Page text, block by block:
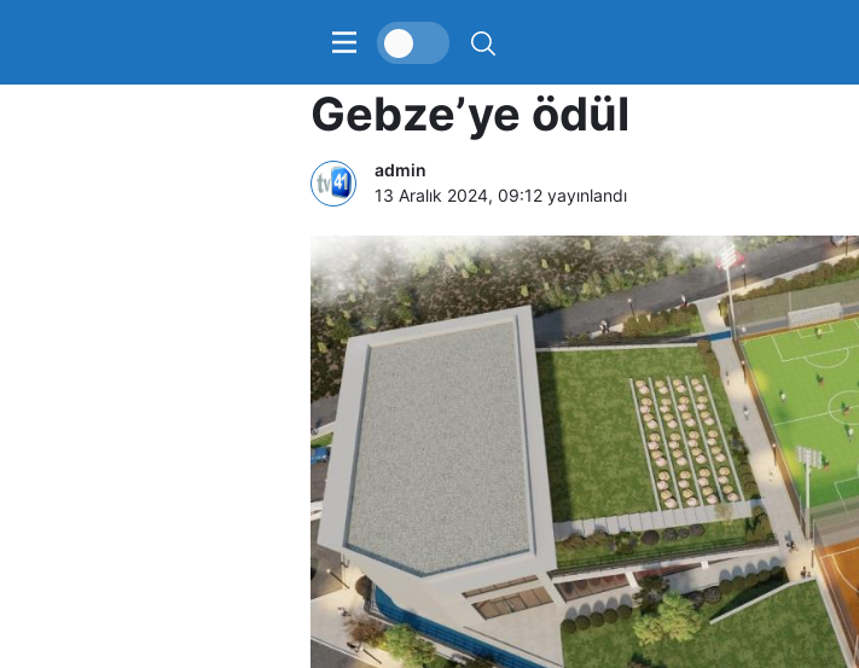
Altın Karınca Şehircilik
Gebze’ye ödül
admin
13 Aralık 2024, 09:12 yayınlandı